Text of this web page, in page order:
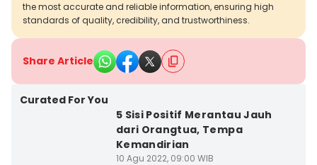
the most accurate and reliable information, ensuring high
standards of quality, credibility, and trustworthiness.
Share Article
Curated For You
5 Sisi Positif Merantau Jauh
dari Orangtua, Tempa
Kemandirian
10 Agu 2022, 09:00 WIB